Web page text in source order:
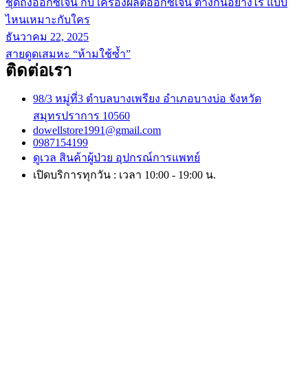
ไหนเหมาะกับใคร
ธันวาคม 22, 2025
สายดูดเสมหะ “ห้ามใช้ซ้ำ”
ติดต่อเรา
98/3 หมู่ที่3 ตำบลบางเพรียง อำเภอบางบ่อ จังหวัด
สมุทรปราการ 10560
dowellstore1991@gmail.com
0987154199
ดูเวล สินค้าผู้ป่วย อุปกรณ์การแพทย์
เปิดบริการทุกวัน : เวลา 10:00 - 19:00 น.